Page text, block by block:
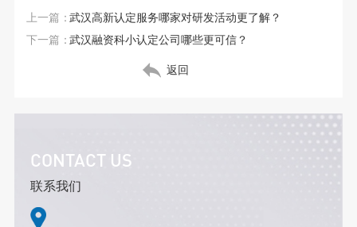
上一篇：武汉高新认定服务哪家对研发活动更了解？
下一篇：武汉融资科小认定公司哪些更可信？
返回
CONTACT US
联系我们